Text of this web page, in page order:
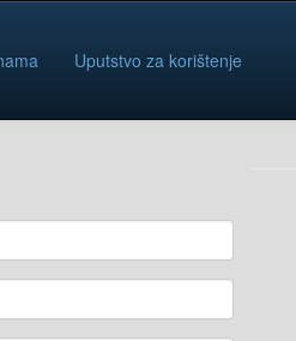
Uputstvo za korištenje